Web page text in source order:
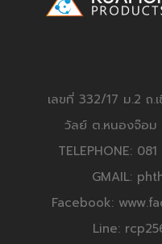
เลขที่ 332/17 ม.2 ถ.
วัลย์ ต.หนองจ๊อม
TELEPHONE:
GMAIL:
Facebook:
Line: